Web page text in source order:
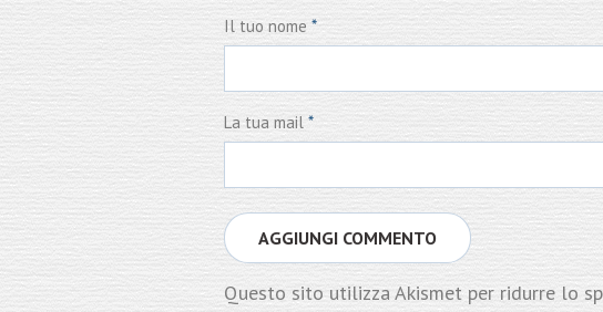
Il tuo nome *
La tua mail *
Questo sito utilizza Akismet per ridurre lo